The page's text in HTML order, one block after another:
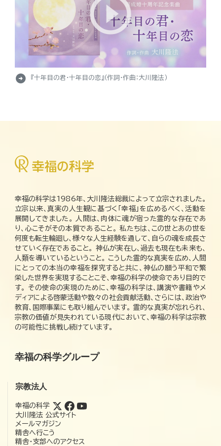
arrow_circle_right 『十年目の君・十年目の恋』（作詞・作曲：大川隆法）
幸福の科学は1986年、大川隆法総裁によって立宗されました。
立宗以来、真実の人生観に基づく「幸福」を広めるべく、活動を
展開してきました。 人間は、肉体に魂が宿った霊的な存在であ
り、心こそがその本質であること。 私たちは、この世とあの世を
何度も転生輪廻し、様々な人生経験を通して、自らの魂を成長さ
せていく存在であること。 神仏が実在し、過去も現在も未来も、
人類を導いているということ。 こうした霊的な真実を広め、人間
にとっての本当の幸福を探究すると共に、神仏の願う平和で繁
栄した世界を実現することこそ、幸福の科学の使命であり目的で
す。 その使命の実現のために、幸福の科学は、講演や書籍やメ
ディアによる啓蒙活動や数々の社会貢献活動、さらには、政治や
教育、国際事業にも取り組んでいます。 霊的な真実が忘れられ、
宗教の価値が見失われている現代において、幸福の科学は宗教
の可能性に挑戦し続けています。
幸福の科学グループ
宗教法人
幸福の科学
大川隆法 公式サイト
メールマガジン
精舎へ行こう
精舎・支部へのアクセス